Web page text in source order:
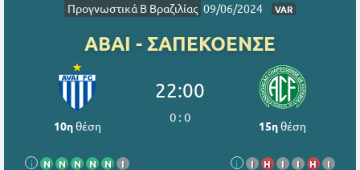
Προγνωστικά Β Βραζιλίας 09/06/2024 VAR
ΑΒΑΙ - ΣΑΠΕΚΟΕΝΣΕ
10ηθέση
i Ν Ν Ν Ν Ν Ι
22:00
0: 0
15ηθέση
i Ι Η Ι Ι Η Ι